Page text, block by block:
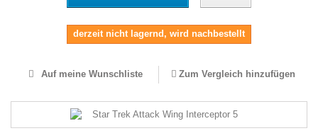
derzeit nicht lagernd, wird nachbestellt
Auf meine Wunschliste Zum Vergleich hinzufügen